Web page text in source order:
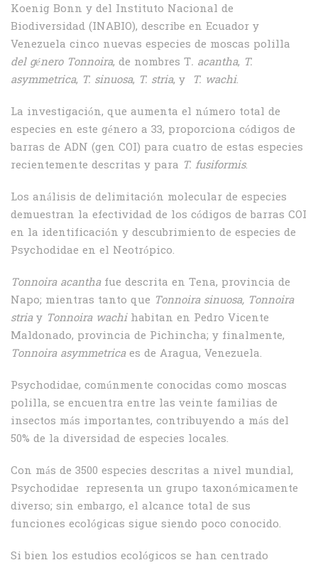
Koenig Bonn y del Instituto Nacional de
Biodiversidad (INABIO), describe en Ecuador y
Venezuela cinco nuevas especies de moscas polilla
del género Tonnoira, de nombres T. acantha, T.
asymmetrica, T. sinuosa, T. stria, y T. wachi.
La investigación, que aumenta el número total de
especies en este género a 33, proporciona códigos de
barras de ADN (gen COI) para cuatro de estas especies
recientemente descritas y para T. fusiformis.
Los análisis de delimitación molecular de especies
demuestran la efectividad de los códigos de barras COI
en la identificación y descubrimiento de especies de
Psychodidae en el Neotrópico.
Tonnoira acanthafue descrita en Tena, provincia de
Napo; mientras tanto que Tonnoira sinuosa, Tonnoira
striay Tonnoira wachihabitan en Pedro Vicente
Maldonado, provincia de Pichincha; y finalmente,
Tonnoira asymmetricaes de Aragua, Venezuela.
Psychodidae, comúnmente conocidas como moscas
polilla, se encuentra entre las veinte familias de
insectos más importantes, contribuyendo a más del
50% de la diversidad de especies locales.
Con más de 3500 especies descritas a nivel mundial,
Psychodidae representa un grupo taxonómicamente
diverso; sin embargo, el alcance total de sus
funciones ecológicas sigue siendo poco conocido.
Si bien los estudios ecológicos se han centrado